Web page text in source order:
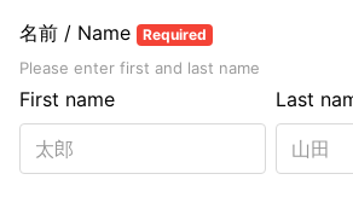
名前 / Name Required
Please enter first and last name
Last
First name